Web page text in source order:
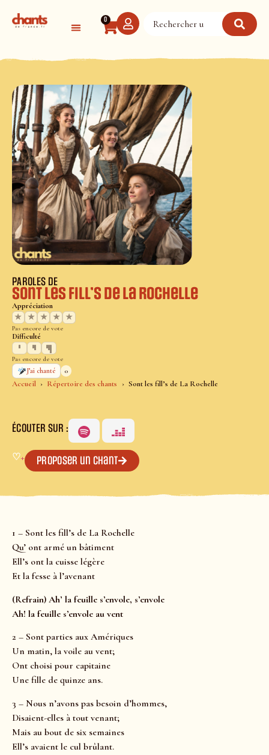
0
Accueil Répertoire des chants Sont les fill’s de La Rochelle
PAROLES DE
Sont les fill’s de La Rochelle
Appréciation
★
★ ★ ★ ★
Pas encore de vote
Difficulté
Pas encore de vote
J’ai chanté
0
ÉCOUTER SUR :
♡+ Proposer un chant
1 – Sont les fill’s de La Rochelle
Qu’ ont armé un bâtiment
Ell’s ont la cuisse légère
Et la fesse à l’avenant
(Refrain) Ah’ la feuille s’envole, s’envole
Ah! la feuille s’envole au vent
2 – Sont parties aux Amériques
Un matin, la voile au vent;
Ont choisi pour capitaine
Une fille de quinze ans.
3 – Nous n’avons pas besoin d’hommes,
Disaient-elles à tout venant;
Mais au bout de six semaines
Ell’s avaient le cul brûlant.